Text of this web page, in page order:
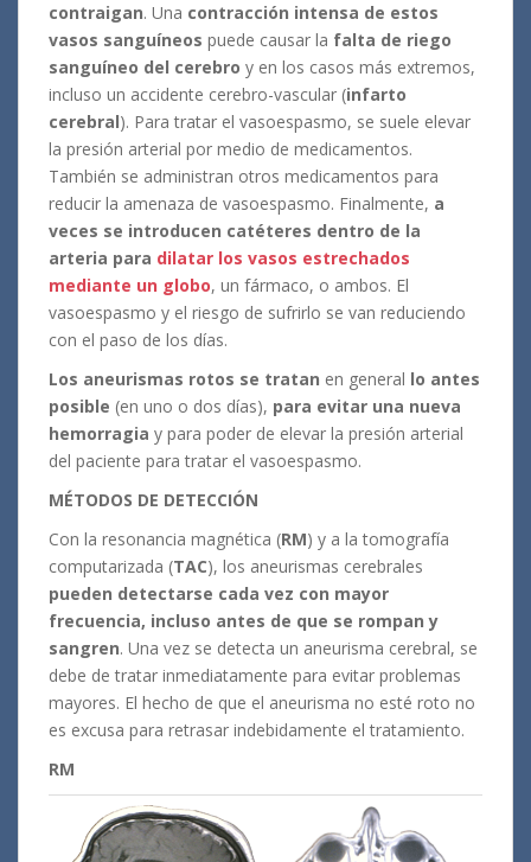
contraigan. Una contracción intensa de estos
vasos sanguíneos puede causar la falta de riego
sanguíneo del cerebro y en los casos más extremos,
incluso un accidente cerebro-vascular (infarto
cerebral). Para tratar el vasoespasmo, se suele elevar
la presión arterial por medio de medicamentos.
También se administran otros medicamentos para
reducir la amenaza de vasoespasmo. Finalmente, a
veces se introducen catéteres dentro de la
arteria para dilatar los vasos estrechados
mediante un globo, un fármaco, o ambos. El
vasoespasmo y el riesgo de sufrirlo se van reduciendo
con el paso de los días.
Los aneurismas rotos se tratan en general lo antes
posible (en uno o dos días), para evitar una nueva
hemorragia y para poder de elevar la presión arterial
del paciente para tratar el vasoespasmo.
MÉTODOS DE DETECCIÓN
Con la resonancia magnética (RM) y a la tomografía
computarizada (TAC), los aneurismas cerebrales
pueden detectarse cada vez con mayor
frecuencia, incluso antes de que se rompan y
sangren. Una vez se detecta un aneurisma cerebral, se
debe de tratar inmediatamente para evitar problemas
mayores. El hecho de que el aneurisma no esté roto no
es excusa para retrasar indebidamente el tratamiento.
RM